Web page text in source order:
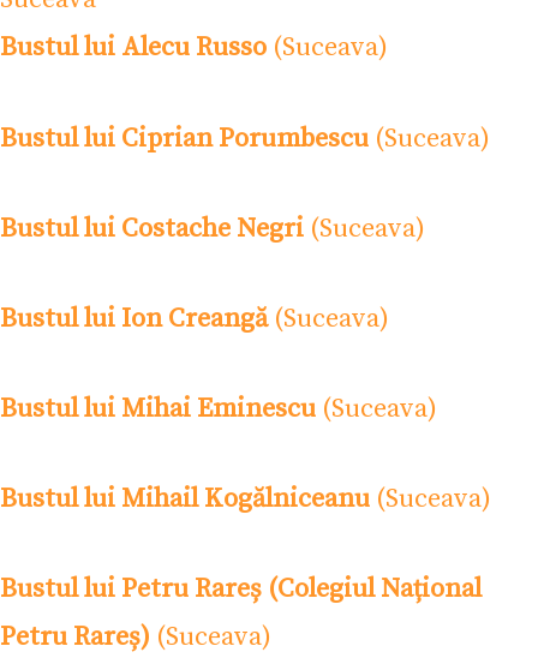
Bustul lui Alecu Russo (Suceava)
Bustul lui Ciprian Porumbescu (Suceava)
Bustul lui Costache Negri (Suceava)
Bustul lui Ion Creangă(Suceava)
Bustul lui Mihai Eminescu (Suceava)
Bustul lui Mihail Kogălniceanu (Suceava)
Bustul lui Petru Rareș (Colegiul Național
Petru Rareș) (Suceava)